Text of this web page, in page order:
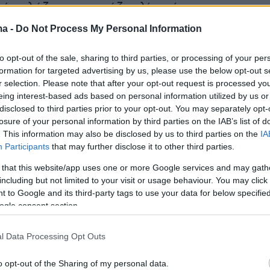
- Do Not Process My Personal Information
opt-out of the sale, sharing to third parties, or processing of your
for targeted advertising by us, please use the below opt-out
selection. Please note that after your opt-out request is processed
interest-based ads based on personal information utilized by us
to third parties prior to your opt-out. You may separately
of your personal information by third parties on the IAB’s list of
This information may also be disclosed by us to third parties on the
Participants that may further disclose it to other third parties.
that this website/app uses one or more Google services and may
but not limited to your visit or usage behaviour. You may
to Google and its third-party tags to use your data for below
consent section.
Data Processing Opt Outs
opt-out of the Sharing of my personal data.
γαλάζιο - τιρκουάζ χαλί, χρώμα που
την τουρκική παράδοση, ενώ παρατεταγμένο
μέσα ενημέρωσης, ο Τραμπ χαιρέτησε το
λέγοντας«Merhaba asker»(Γεια σου
(@clashreport)July 7, 2026
γυαλιά ηλίου κάτω από τον έντονο
έπιασε αγκαζέ τον Τραμπ για να περπατήσουν